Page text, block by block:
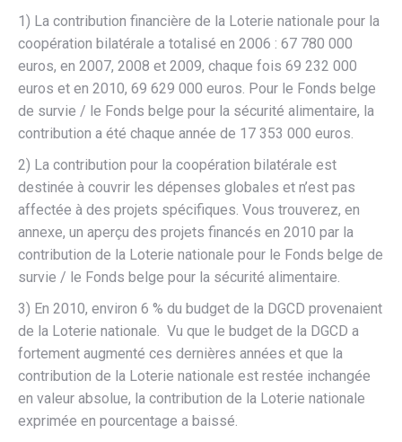
1) La contribution financière de la Loterie nationale pour la
coopération bilatérale a totalisé en 2006 : 67 780 000
euros, en 2007, 2008 et 2009, chaque fois 69 232 000
euros et en 2010, 69 629 000 euros. Pour le Fonds belge
de survie / le Fonds belge pour la sécurité alimentaire, la
contribution a été chaque année de 17 353 000 euros.
2) La contribution pour la coopération bilatérale est
destinée à couvrir les dépenses globales et n’est pas
affectée à des projets spécifiques. Vous trouverez, en
annexe, un aperçu des projets financés en 2010 par la
contribution de la Loterie nationale pour le Fonds belge de
survie / le Fonds belge pour la sécurité alimentaire.
3) En 2010, environ 6 % du budget de la DGCD provenaient
de la Loterie nationale. Vu que le budget de la DGCD a
fortement augmenté ces dernières années et que la
contribution de la Loterie nationale est restée inchangée
en valeur absolue, la contribution de la Loterie nationale
exprimée en pourcentage a baissé.